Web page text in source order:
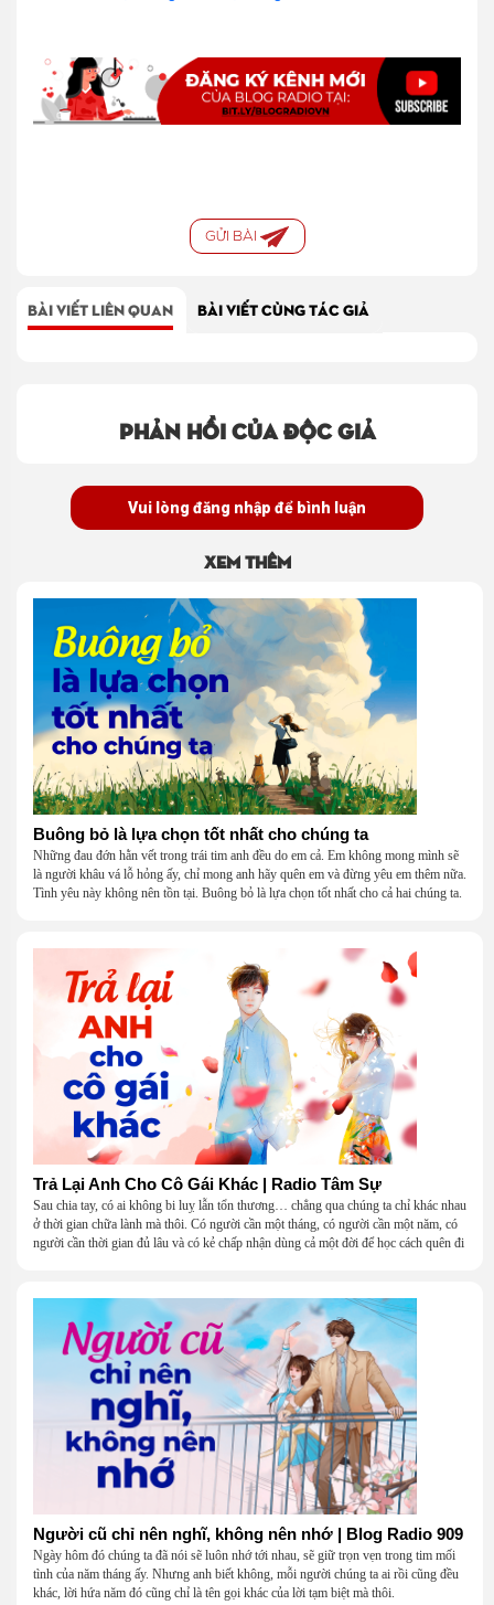
GỬI BÀI
BÀI VIẾT LIÊN QUAN BÀI VIẾT CÙNG TÁC GIẢ
Phản hồi của độc giả
Vui lòng đăng nhập để bình luận
Xem thêm
Buông bỏ là lựa chọn tốt nhất cho chúng ta
Những đau đớn hằn vết trong trái tim anh đều do em cả. Em không mong mình sẽ
là người khâu vá lỗ hỏng ấy, chỉ mong anh hãy quên em và đừng yêu em thêm nữa.
Tình yêu này không nên tồn tại. Buông bỏ là lựa chọn tốt nhất cho cả hai chúng ta.
Trả Lại Anh Cho Cô Gái Khác | Radio Tâm Sự
Sau chia tay, có ai không bi luỵ lẫn tổn thương… chẳng qua chúng ta chỉ khác nhau
ở thời gian chữa lành mà thôi. Có người cần một tháng, có người cần một năm, có
người cần thời gian đủ lâu và có kẻ chấp nhận dùng cả một đời để học cách quên đi
Người cũ chỉ nên nghĩ, không nên nhớ | Blog Radio 909
Ngày hôm đó chúng ta đã nói sẽ luôn nhớ tới nhau, sẽ giữ trọn vẹn trong tim mối
tình của năm tháng ấy. Nhưng anh biết không, mỗi người chúng ta ai rồi cũng đều
khác, lời hứa năm đó cũng chỉ là tên gọi khác của lời tạm biệt mà thôi.